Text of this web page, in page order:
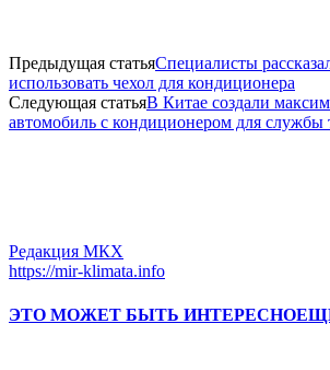
Предыдущая статьяСпециалисты
использовать чехол для кондиционера
Следующая статьяВ Китае создали
автомобиль с кондиционером для службы
Редакция МКХ
https://mir-klimata.info
ЭТО МОЖЕТ БЫТЬ ИНТЕРЕСНО